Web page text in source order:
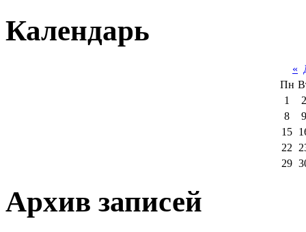
Календарь
«
Пн
1
2
8
9
15
22
29
Архив записей